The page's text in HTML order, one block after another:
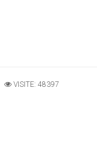
VISITE: 48397